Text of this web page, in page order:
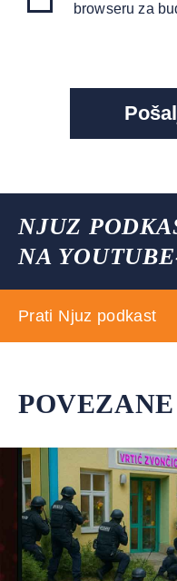
browseru za
NJUZ
NA
Prati Njuz podkast